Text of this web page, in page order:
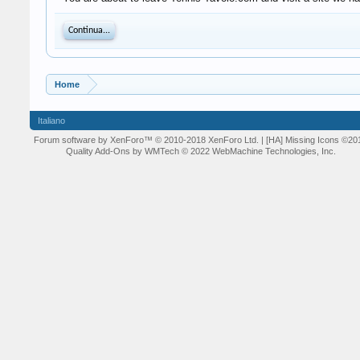
Continua...
Home
Italiano
Forum software by XenForo™ © 2010-2018 XenForo Ltd. | [HA] Missing Icons
Quality Add-Ons by WMTech © 2022 WebMachine Technologies, Inc.